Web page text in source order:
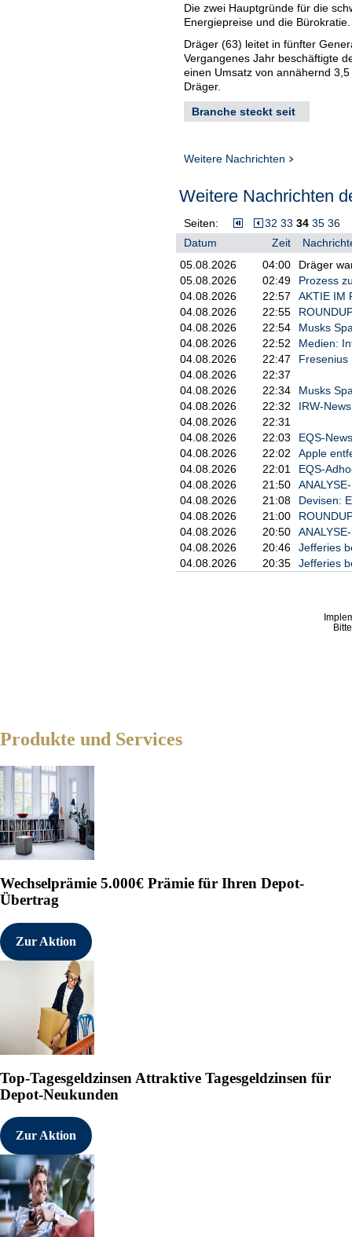
Die zwei Hauptgründe für die
Energiepreise und die
Dräger (63) leitet in fünfter
Vergangenes Jahr beschäftigte
einen Umsatz von annähernd
Dräger.
Branche steckt seit
Investitionen im ersten Halbjahr
Am Stammsitz des weltgrößten
die Zahl der Vollzeitstellen unter
Weitere Nachrichten
Weitere Nachrichten
Seiten: 32 33 34 35 36
Datum
Zeit
05.08.2026
04:00
Dräger
05.08.2026
02:49
Prozess
04.08.2026
22:57
AKTIE IM
04.08.2026
22:55
04.08.2026
22:54
Musks
04.08.2026
22:52
Medien:
04.08.2026
22:47
Fresenius
04.08.2026
22:37
04.08.2026
22:34
Musks
04.08.2026
22:32
IRW-
04.08.2026
22:31
04.08.2026
22:03
EQS-
04.08.2026
22:02
Apple
04.08.2026
22:01
EQS-
04.08.2026
21:50
04.08.2026
21:08
Devisen:
04.08.2026
21:00
04.08.2026
20:50
04.08.2026
20:46
Jefferies
04.08.2026
20:35 Jefferies
Produkte und Services
Wechselprämie 5.000€ Prämie für Ihren Depot-
Übertrag
Zur Aktion
Top-Tagesgeldzinsen Attraktive Tagesgeldzinsen für
Depot-Neukunden
Zur Aktion